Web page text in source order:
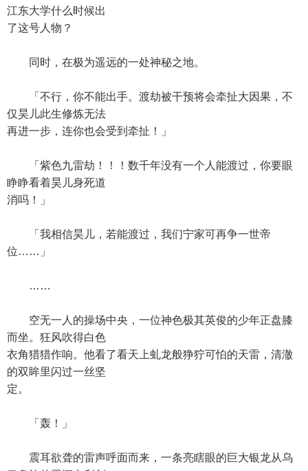
江东大学什么时候出
了这号人物？
同时，在极为遥远的一处神秘之地。
「不行，你不能出手。渡劫被干预将会牵扯大因果，不
仅昊儿此生修炼无法
再进一步，连你也会受到牵扯！」
「紫色九雷劫！！！数千年没有一个人能渡过，你要眼
睁睁看着昊儿身死道
消吗！」
「我相信昊儿，若能渡过，我们宁家可再争一世帝
位……」
……
空无一人的操场中央，一位神色极其英俊的少年正盘膝
而坐。狂风吹得白色
衣角猎猎作响。他看了看天上虬龙般狰狞可怕的天雷，清澈
的双眸里闪过一丝坚
定。
「轰！」
震耳欲聋的雷声呼面而来，一条亮瞎眼的巨大银龙从乌